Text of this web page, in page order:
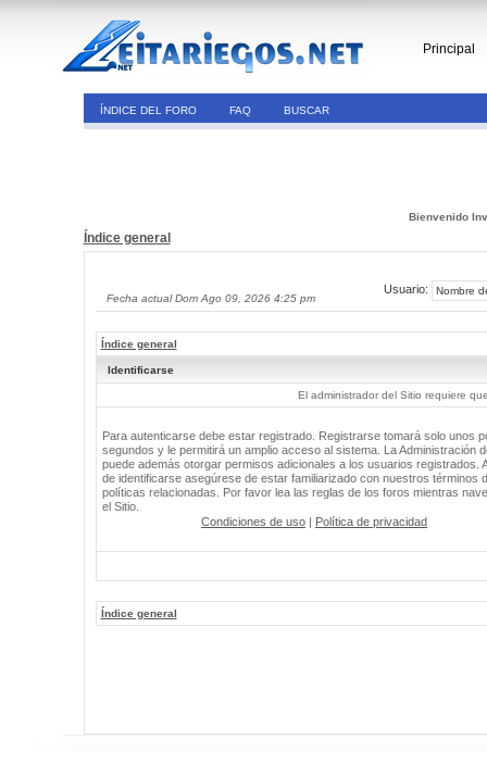
Principal
ÍNDICE DEL FORO FAQ BUSCAR
Bienvenido
Índice general
Fecha actual Dom Ago 09, 2026 4:25 pm
Usuario:
Índice general
Identificarse
El administrador del Sitio requiere
Para autenticarse debe estar registrado. Registrarse tomará solo unos
segundos y le permitirá un amplio acceso al sistema. La Administración
puede además otorgar permisos adicionales a los usuarios registrados.
de identificarse asegúrese de estar familiarizado con nuestros términos
políticas relacionadas. Por favor lea las reglas de los foros mientras
el Sitio.
Condiciones de uso | Política de privacidad
Índice general